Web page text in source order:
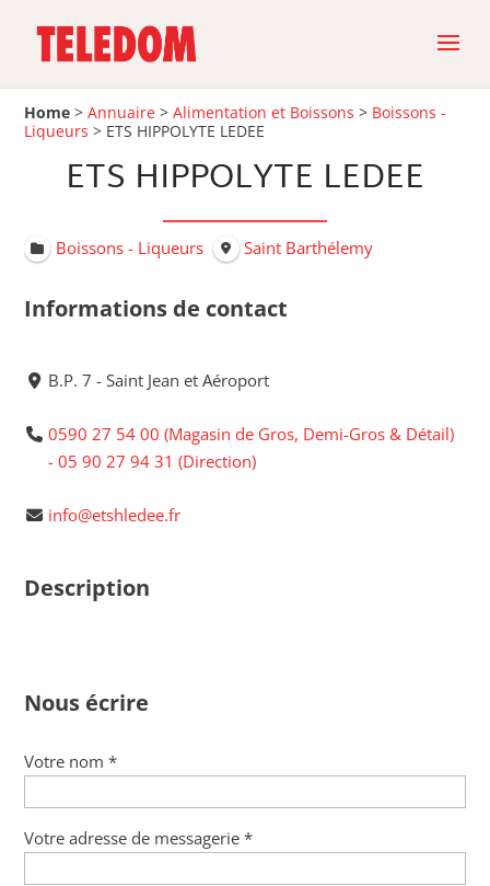
Home >Annuaire >Alimentation et Boissons > Boissons -
Liqueurs > ETS HIPPOLYTE LEDEE
ETS HIPPOLYTE LEDEE
Boissons - Liqueurs Saint Barthélemy
Informations de contact
B.P. 7 - Saint Jean et Aéroport
0590 27 54 00 (Magasin de Gros, Demi-Gros & Détail)
- 05 90 27 94 31 (Direction)
info@etshledee.fr
Description
Nous écrire
Votre nom *
Votre adresse de messagerie *